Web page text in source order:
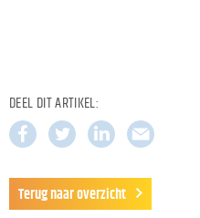
DEEL DIT ARTIKEL:
Terug naar overzicht